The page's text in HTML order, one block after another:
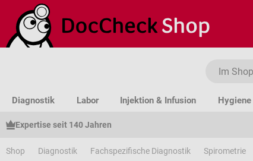
Hauptinhalt springen
Zur Suche springen
Zur Hauptnavigation springen
Diagnostik Labor Injektion & Infusion
Expertise seit 140 Jahren
Shop Diagnostik Fachspezifische Diagnostik Spirometrie